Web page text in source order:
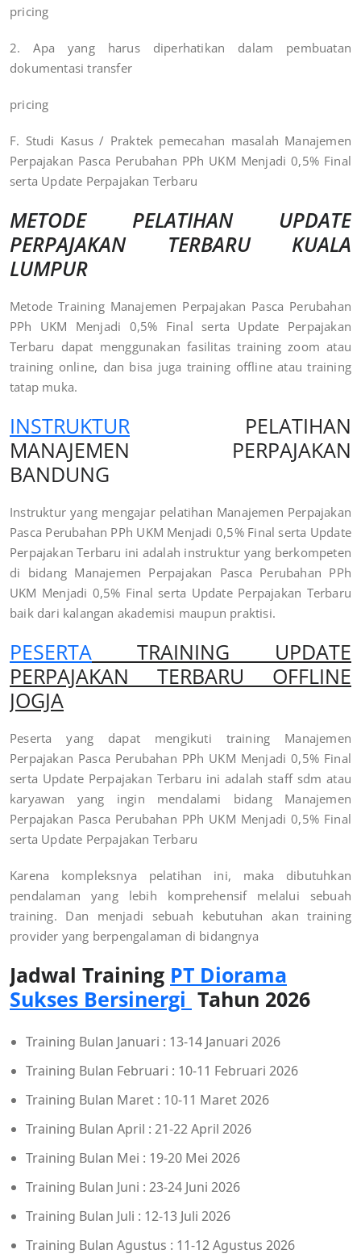
pricing
2. Apa yang harus diperhatikan dalam pembuatan
dokumentasi transfer
pricing
F. Studi Kasus / Praktek pemecahan masalah Manajemen
Perpajakan Pasca Perubahan PPh UKM Menjadi 0,5% Final
serta Update Perpajakan Terbaru
METODE PELATIHAN UPDATE
PERPAJAKAN TERBARU KUALA
LUMPUR
Metode Training Manajemen Perpajakan Pasca Perubahan
PPh UKM Menjadi 0,5% Final serta Update Perpajakan
Terbaru dapat menggunakan fasilitas training zoom atau
training online, dan bisa juga training offline atau training
tatap muka.
INSTRUKTUR
PELATIHAN
MANAJEMEN PERPAJAKAN
BANDUNG
Instruktur yang mengajar pelatihan Manajemen Perpajakan
Pasca Perubahan PPh UKM Menjadi 0,5% Final serta Update
Perpajakan Terbaru ini adalah instruktur yang berkompeten
di bidang Manajemen Perpajakan Pasca Perubahan PPh
UKM Menjadi 0,5% Final serta Update Perpajakan Terbaru
baik dari kalangan akademisi maupun praktisi.
PESERTA TRAINING UPDATE
PERPAJAKAN TERBARU OFFLINE
JOGJA
Peserta yang dapat mengikuti training Manajemen
Perpajakan Pasca Perubahan PPh UKM Menjadi 0,5% Final
serta Update Perpajakan Terbaru ini adalah staff sdm atau
karyawan yang ingin mendalami bidang Manajemen
Perpajakan Pasca Perubahan PPh UKM Menjadi 0,5% Final
serta Update Perpajakan Terbaru
Karena kompleksnya pelatihan ini, maka dibutuhkan
pendalaman yang lebih komprehensif melalui sebuah
training. Dan menjadi sebuah kebutuhan akan training
provider yang berpengalaman di bidangnya
Jadwal Training PT Diorama
Sukses Bersinergi Tahun 2026
Training Bulan Januari : 13-14 Januari 2026
Training Bulan Februari : 10-11 Februari 2026
Training Bulan Maret : 10-11 Maret 2026
Training Bulan April : 21-22 April 2026
Training Bulan Mei : 19-20 Mei 2026
Training Bulan Juni : 23-24 Juni 2026
Training Bulan Juli : 12-13 Juli 2026
Training Bulan Agustus : 11-12 Agustus 2026